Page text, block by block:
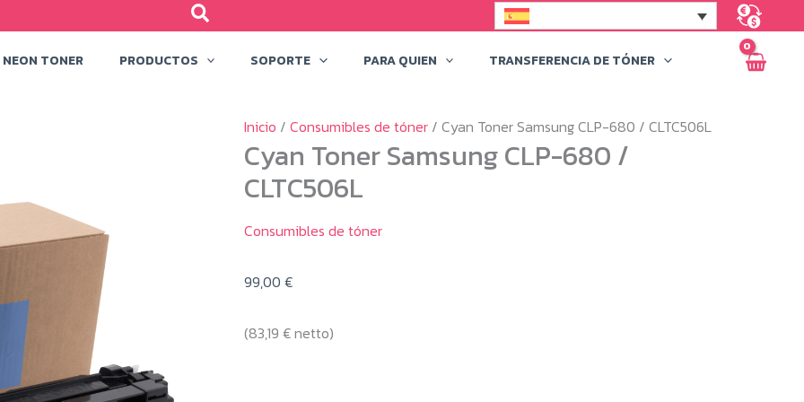
NEON TONER PRODUCTOS SOPORTE PARA QUIEN
TRANSFERENCIA DE TÓNER
Inicio / Consumibles de tóner / Cyan Toner Samsung CLP-680 / CLTC506L
Cyan Toner Samsung CLP-680 /
CLTC506L
Consumibles de tóner
99,00 €
(83,19 €netto)